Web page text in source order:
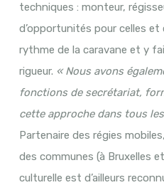
techniques : monteur,
d’opportunités pour celles
rythme de la caravane et y
rigueur. « Nous avons
fonctions de secrétariat,
cette approche dans tous
Partenaire des régies
des communes (à Bruxelles
culturelle est d’ailleurs